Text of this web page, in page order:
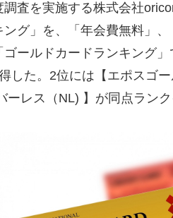
査を実施する株式会社
ング」を、「年会費無料」
ゴールドカードランキング
した。2位には【エポスゴ
ーレス（NL) 】が同点ランク